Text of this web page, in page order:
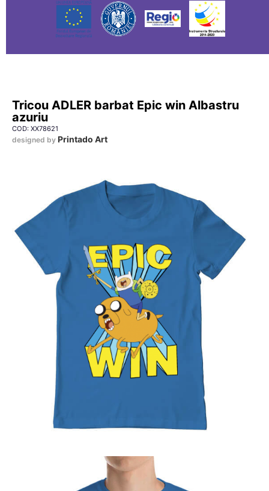
Tricou ADLER barbat Epic win Albastru
azuriu
COD: XX78621
designed by Printado Art